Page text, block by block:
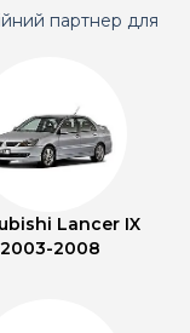
партнер для
Lancer IX
2003-2008